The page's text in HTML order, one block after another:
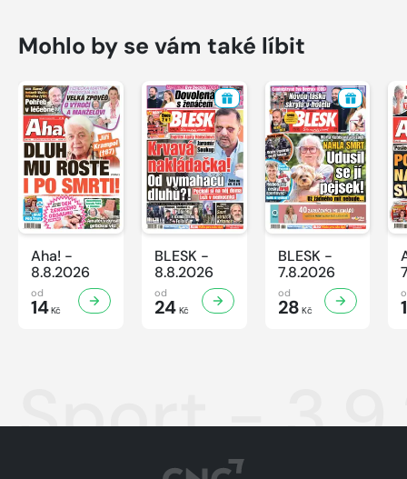
Mohlo by se vám také líbit
Aha! -
8.8.2026
od
14Kč
BLESK -
8.8.2026
od
24Kč
BLESK -
7.8.2026
od
28 Kč
Sport -